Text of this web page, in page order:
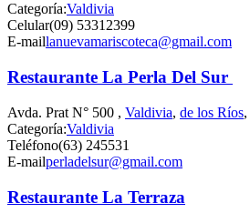
Categoría:Valdivia
Celular(09) 53312399
E-maillanuevamariscoteca@gmail.com
Restaurante La Perla Del Sur
Avda. Prat N° 500 , Valdivia, de los Ríos,
Categoría:Valdivia
Teléfono(63) 245531
E-mailperladelsur@gmail.com
Restaurante La Terraza